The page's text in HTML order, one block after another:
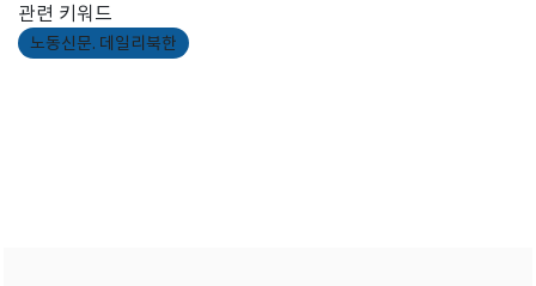
관련 키워드
노동신문. 데일리북한